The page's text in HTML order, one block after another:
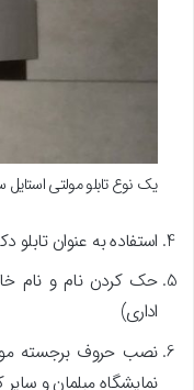
یک نوع تابلو مولتی
استفاده به عنوان تابلو
حک کردن نام و نام
اداری)
نصب حروف برجسته
نمایشگاه مبلمان و